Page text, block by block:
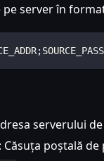
pe server în
serverului
: Căsuța poștală